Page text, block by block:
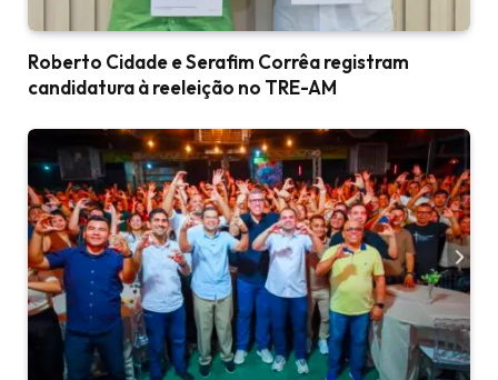
Roberto Cidade e Serafim Corrêa registram
candidatura à reeleição no TRE-AM